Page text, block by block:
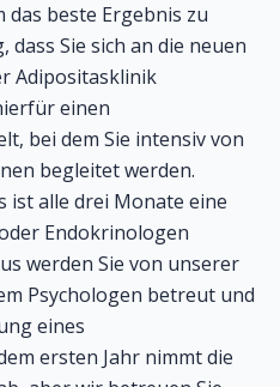
beste Ergebnis zu
Sie sich an die neuen
Adipositasklinik
einen
bei dem Sie intensiv von
begleitet werden.
ist alle drei Monate eine
Endokrinologen
werden Sie von unserer
Psychologen betreut und
eines
ersten Jahr nimmt die